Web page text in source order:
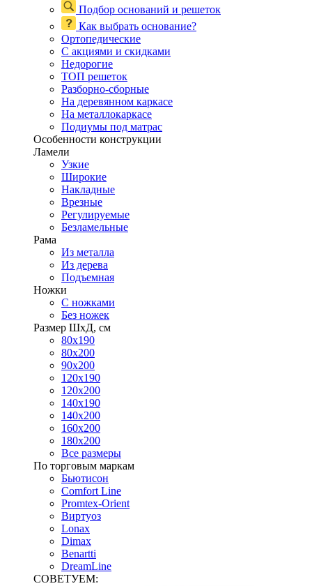
Подбор оснований и решеток
Как выбрать основание?
Ортопедические
С акциями и скидками
Недорогие
ТОП решеток
Разборно-сборные
На деревянном каркасе
На металлокаркасе
Подиумы под матрас
Особенности конструкции
Ламели
Узкие
Широкие
Накладные
Врезные
Регулируемые
Безламельные
Рама
Из металла
Из дерева
Подъемная
Ножки
С ножками
Без ножек
Размер ШхД, см
80х190
80х200
90х200
120х190
120х200
140х190
140х200
160х200
180х200
Все размеры
По торговым маркам
Бьютисон
Comfort Line
Promtex-Orient
Виртуоз
Lonax
Dimax
Benartti
DreamLine
СОВЕТУЕМ: